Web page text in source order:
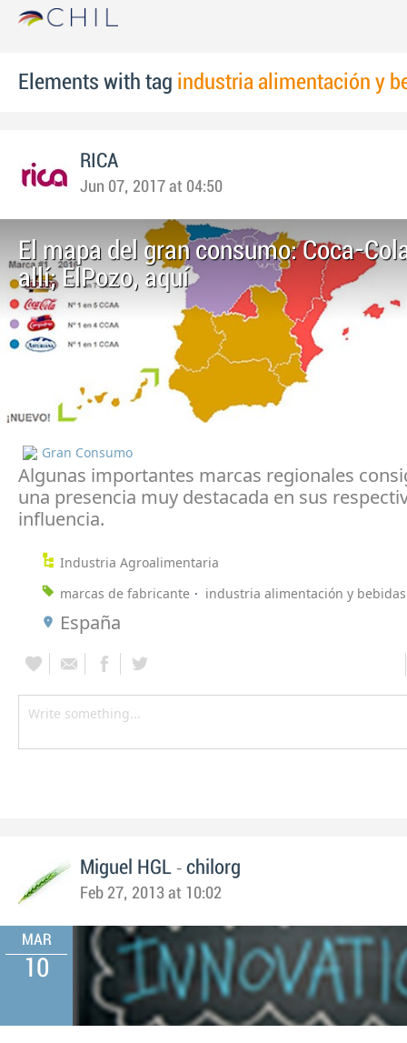
Elements with tag industria alimentación y
RICA
Jun 07, 2017 at 04:50
El mapa del gran consumo: Coca-
allí; ElPozo, aquí
Gran Consumo
Algunas importantes marcas regionales
una presencia muy destacada en sus
influencia.
Industria Agroalimentaria
marcas de fabricante
industria alimentación y bebidas
España
Miguel HGL - chilorg
Feb 27, 2013 at 10:02
MAR
10